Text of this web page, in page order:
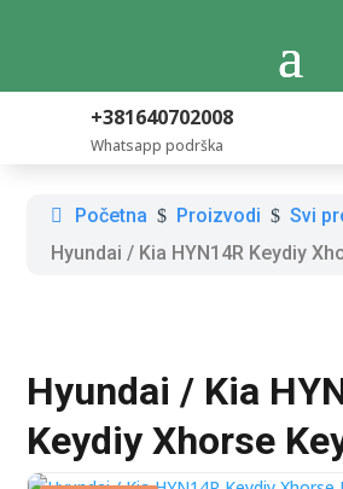
+381640702008
Whatsapp podrška
Početna $ Proizvodi $ Svi
Hyundai / Kia HYN14R Keydiy
Hyundai / Kia
Keydiy Xhorse